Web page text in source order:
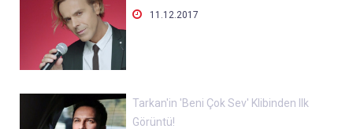
 11.12.2017
Tarkan'in 'Beni Çok Sev' Klibinden Ilk
Görüntü!